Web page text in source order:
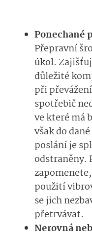
Ponechané
Přepravní
úkol.
důležité
při
spotřebič
ve které má
však do
poslání je
odstraněny.
použití
se jich
přetrvávat.
Nerovná